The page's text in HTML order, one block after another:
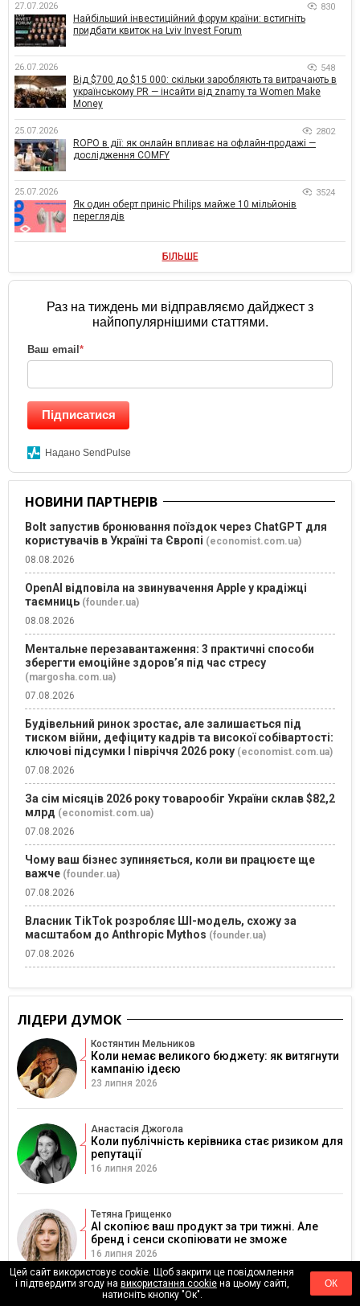
27.07.2026 830
Найбільший інвестиційний форум країни: встигніть
придбати квиток на Lviv Invest Forum
26.07.2026 548
Від $700 до $15 000: скільки заробляють та витрачають в
українському PR — інсайти від znamy та Women Make
Money
25.07.2026 2802
ROPO в дії: як онлайн впливає на офлайн-продажі —
дослідження COMFY
25.07.2026 3524
Як один оберт приніс Philips майже 10 мільйонів
переглядів
БІЛЬШЕ
Раз на тиждень ми відправляємо дайджест з
найпопулярнішими статтями.
Ваш email *
Підписатися
Надано SendPulse
НОВИНИ ПАРТНЕРІВ
Bolt запустив бронювання поїздок через ChatGPT для
користувачів в Україні та Європі (economist.com.ua)
08.08.2026
OpenAI відповіла на звинувачення Apple у крадіжці
таємниць (founder.ua)
08.08.2026
Ментальне перезавантаження: 3 практичні способи
зберегти емоційне здоров’я під час стресу
(margosha.com.ua)
07.08.2026
Будівельний ринок зростає, але залишається під
тиском війни, дефіциту кадрів та високої собівартості:
ключові підсумки І півріччя 2026 року (economist.com.ua)
07.08.2026
За сім місяців 2026 року товарообіг України склав $82,2
млрд (economist.com.ua)
07.08.2026
Чому ваш бізнес зупиняється, коли ви працюєте ще
важче (founder.ua)
07.08.2026
Власник TikTok розробляє ШІ-модель, схожу за
масштабом до Anthropic Mythos (founder.ua)
07.08.2026
ЛІДЕРИ ДУМОК
Костянтин Мельников
Коли немає великого бюджету: як витягнути
кампанію ідеєю
23 липня 2026
Анастасія Джогола
Коли публічність керівника стає ризиком для
репутації
16 липня 2026
Тетяна Грищенко
AI скопіює ваш продукт за три тижні. Але
бренд і сенси скопіювати не зможе
16 липня 2026
Юлія Віщук
Цей сайт використовує cookie. Щоб закрити це повідомлення
і підтвердити згоду на використання cookieна цьому сайті,
натисніть кнопку "Ок".
ОК